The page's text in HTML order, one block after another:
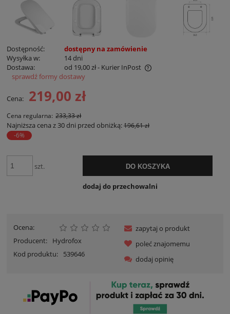
Dostępność:
dostępny na zamówienie
Wysyłka w:
14 dni
Dostawa:
od 19,00 zł- Kurier InPost
Cena nie zawiera ewentualnych kosztów płatności
sprawdź formy dostawy
Cena: 219,00 zł
Cena regularna: 233,33 zł
Najniższa cena z 30 dni przed obniżką:196,61 zł
-6%
szt. DO KOSZYKA
dodaj do przechowalni
Ocena:
Producent:
Hydrofox
Kod produktu:
539646
zapytaj o produkt
poleć znajomemu
dodaj opinię